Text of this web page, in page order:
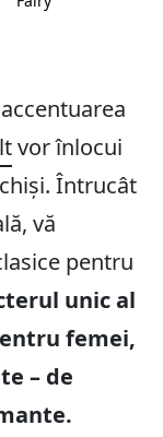
vor înlocui
Întrucât
vă
pentru
unic al
femei,
– de